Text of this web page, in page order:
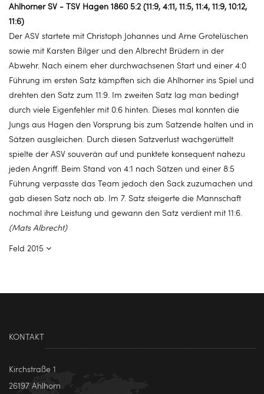
Ahlhorner SV - TSV Hagen 1860 5:2 (11:9, 4:11, 11:5, 11:4, 11:9, 10:12,
11:6)
Der ASV startete mit Christoph Johannes und Arne Grotelüschen
sowie mit Karsten Bilger und den Albrecht Brüdern in der
Abwehr. Nach einem eher durchwachsenen Start und einer 4:0
Führung im ersten Satz kämpften sich die Ahlhorner ins Spiel und
drehten den Satz zum 11:9. Im zweiten Satz lag man bedingt
durch viele Eigenfehler mit 0:6 hinten. Dieses mal konnten die
Jungs aus Hagen den Vorsprung bis zum Satzende halten und in
Sätzen ausgleichen. Durch diesen Satzverlust wachgerüttelt
spielte der ASV souverän auf und punktete konsequent nahezu
jeden Angriff. Beim Stand von 4:1 nach Sätzen und einer 8:5
Führung verpasste das Team jedoch den Sack zuzumachen und
gab diesen Satz noch ab. Im 7. Satz steigerte die Mannschaft
nochmal ihre Leistung und gewann den Satz verdient mit 11:6.
(Mats Albrecht)
Feld 2015
KONTAKT
Kirchstraße 1
26197 Ahlhorn